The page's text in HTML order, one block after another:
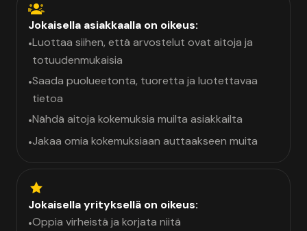
Jokaisella asiakkaalla on oikeus:
•Luottaa siihen, että arvostelut ovat aitoja ja
totuudenmukaisia
•Saada puolueetonta, tuoretta ja luotettavaa
tietoa
•Nähdä aitoja kokemuksia muilta asiakkailta
•Jakaa omia kokemuksiaan auttaakseen muita
Jokaisella yrityksellä on oikeus:
•Oppia virheistä ja korjata niitä